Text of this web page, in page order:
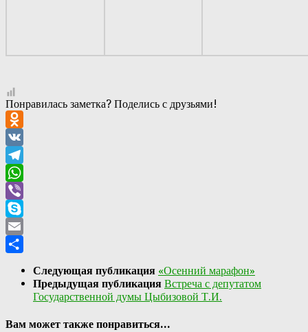
Понравилась заметка? Поделись с друзьями!
Odnoklassniki
VK
Telegram
WhatsApp
Viber
Skype
Email
Следующая публикация «Осенний марафон»
Предыдущая публикация Встреча с депутатом
Государственной думы Цыбизовой Т.И.
Вам может также понравиться...